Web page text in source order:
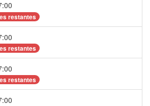
restantes
restantes
restantes